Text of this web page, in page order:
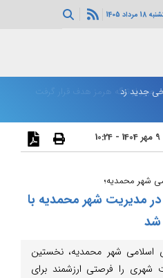
مرداد 1405
جدید زد
شهر محمدیه؛
مدیریت شهر محمدیه با
شد
اسلامی شهر محمدیه، نخستین
شهری را فرصتی ارزشمند برای